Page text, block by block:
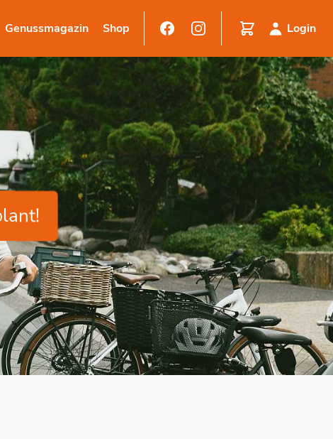
Genussmagazin Shop Login